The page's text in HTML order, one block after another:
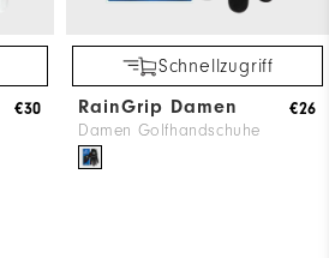
€30
Schnellzugriff
RainGrip Damen
Damen Golfhandschuhe
€26